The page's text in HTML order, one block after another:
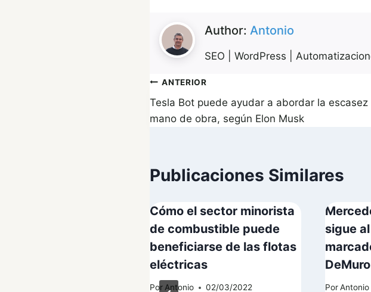
Author: Antonio
SEO | WordPress |
Navegación
de
ANTERIOR
Tesla Bot puede ayudar a abordar la escasez
mano de obra, según Elon Musk
Publicaciones Similares
Cómo el sector minorista
de combustible puede
beneficiarse de las flotas
eléctricas
PorAntonio 02/03/2022
sigue
DeMuro
PorAntonio